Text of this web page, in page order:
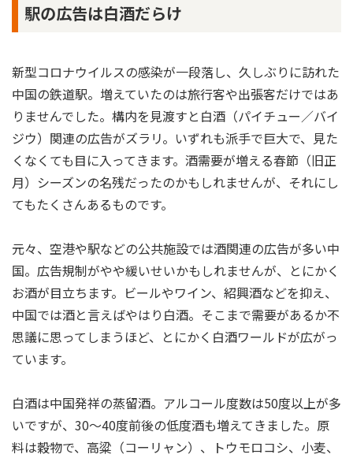
駅の広告は白酒だらけ
新型コロナウイルスの感染が一段落し、久しぶりに訪れた
中国の鉄道駅。増えていたのは旅行客や出張客だけではあ
りませんでした。構内を見渡すと白酒（パイチュー／バイ
ジウ）関連の広告がズラリ。いずれも派手で巨大で、見た
くなくても目に入ってきます。酒需要が増える春節（旧正
月）シーズンの名残だったのかもしれませんが、それにし
てもたくさんあるものです。
元々、空港や駅などの公共施設では酒関連の広告が多い中
国。広告規制がやや緩いせいかもしれませんが、とにかく
お酒が目立ちます。ビールやワイン、紹興酒などを抑え、
中国では酒と言えばやはり白酒。そこまで需要があるか不
思議に思ってしまうほど、とにかく白酒ワールドが広がっ
ています。
白酒は中国発祥の蒸留酒。アルコール度数は50度以上が多
いですが、30～40度前後の低度酒も増えてきました。原
料は穀物で、高粱（コーリャン）、トウモロコシ、小麦、